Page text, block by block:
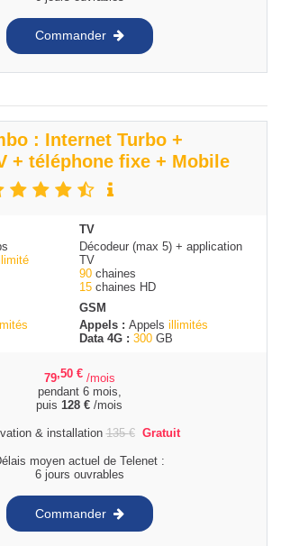
Commander
: Internet Turbo +
+ téléphone fixe + Mobile
TV
Décodeur (max 5) + application
TV
90 chaines
15 chaines HD
GSM
Appels : Appels illimités
Data 4G : 300 GB
79,50 € /mois
pendant 6 mois,
puis 128 € /mois
& installation135€ Gratuit
moyen actuel de Telenet :
6 jours ouvrables
Commander